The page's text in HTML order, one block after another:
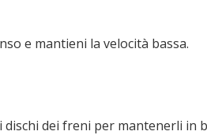
e mantieni la velocità bassa.
dei freni per mantenerli in